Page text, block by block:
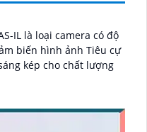
biến hình ảnh Tiêu cự
kép cho chất lượng